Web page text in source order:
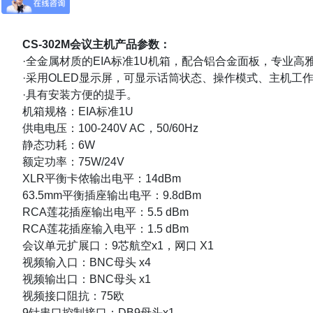
CS-302M会议主机产品参数：
·全金属材质的EIA标准1U机箱，配合铝合金面板，专业高雅
·采用OLED显示屏，可显示话筒状态、操作模式、主机工
·具有安装方便的提手。
机箱规格：EIA标准1U
供电电压：100-240V AC，50/60Hz
静态功耗：6W
额定功率：75W/24V
XLR平衡卡侬输出电平：14dBm
63.5mm平衡插座输出电平：9.8dBm
RCA莲花插座输出电平：5.5 dBm
RCA莲花插座输入电平：1.5 dBm
会议单元扩展口：9芯航空x1，网口 X1
视频输入口：BNC母头 x4
视频输出口：BNC母头 x1
视频接口阻抗：75欧